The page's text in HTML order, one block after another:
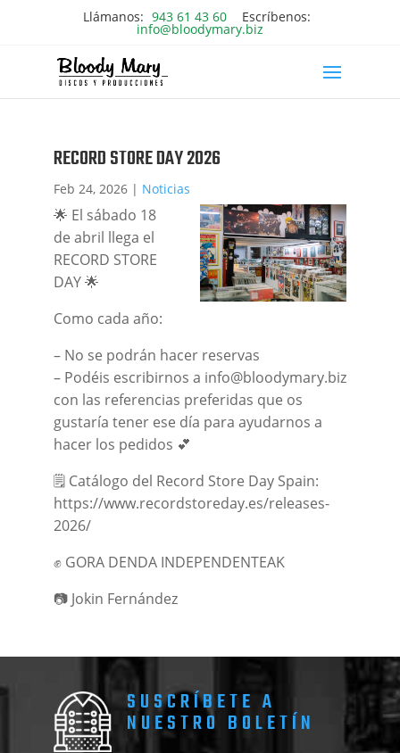
Llámanos: 943 61 43 60 Escríbenos:
info@bloodymary.biz
RECORD STORE DAY 2026
Feb 24, 2026| Noticias
🌟 El sábado 18
de abril llega el
RECORD STORE
DAY 🌟
Como cada año:
– No se podrán hacer reservas
– Podéis escribirnos a info@bloodymary.biz
con las referencias preferidas que os
gustaría tener ese día para ayudarnos a
hacer los pedidos 💕
🗒 Catálogo del Record Store Day Spain:
https://www.recordstoreday.es/releases-
2026/
✊ GORA DENDA INDEPENDENTEAK
📷 Jokin Fernández
SUSCRÍBETE A
NUESTRO BOLETÍN